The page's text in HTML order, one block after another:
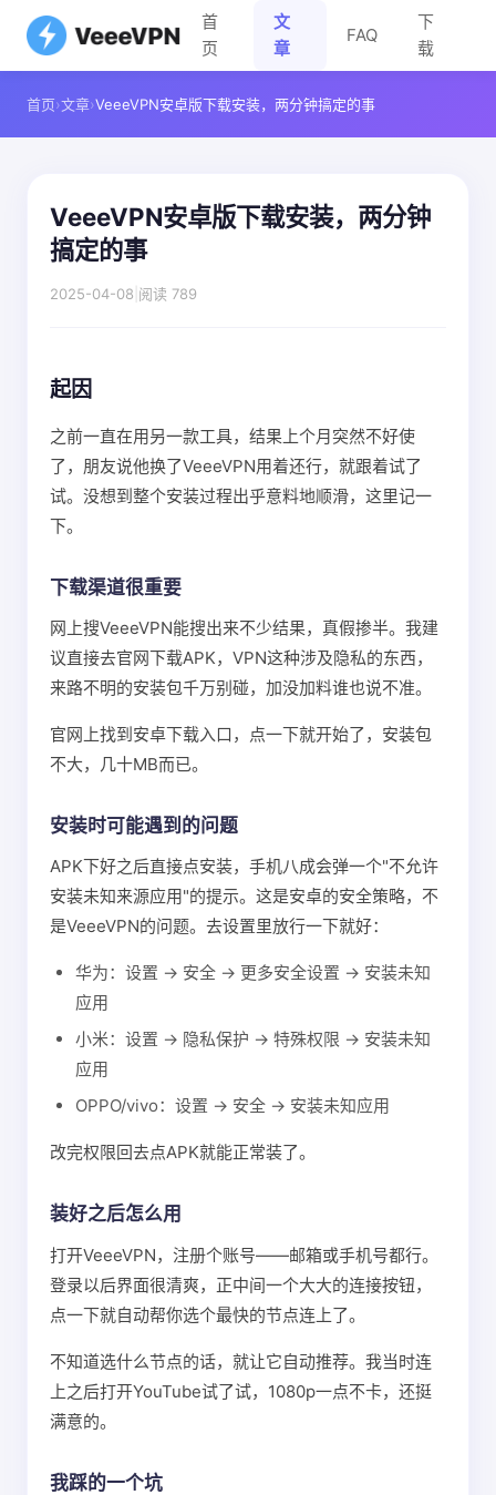
首
页
文
章
FAQ
下
载
首页›文章›VeeeVPN安卓版下载安装，两分钟搞定的事
VeeeVPN安卓版下载安装，两分钟
搞定的事
2025-04-08 阅读 789
起因
之前一直在用另一款工具，结果上个月突然不好使
了，朋友说他换了VeeeVPN用着还行，就跟着试了
试。没想到整个安装过程出乎意料地顺滑，这里记一
下。
下载渠道很重要
网上搜VeeeVPN能搜出来不少结果，真假掺半。我建
议直接去官网下载APK，VPN这种涉及隐私的东西，
来路不明的安装包千万别碰，加没加料谁也说不准。
官网上找到安卓下载入口，点一下就开始了，安装包
不大，几十MB而已。
安装时可能遇到的问题
APK下好之后直接点安装，手机八成会弹一个"不允许
安装未知来源应用"的提示。这是安卓的安全策略，不
是VeeeVPN的问题。去设置里放行一下就好：
华为：设置 → 安全 → 更多安全设置 → 安装未知
应用
小米：设置 → 隐私保护 → 特殊权限 → 安装未知
应用
OPPO/vivo：设置 → 安全 → 安装未知应用
改完权限回去点APK就能正常装了。
装好之后怎么用
打开VeeeVPN，注册个账号——邮箱或手机号都行。
登录以后界面很清爽，正中间一个大大的连接按钮，
点一下就自动帮你选个最快的节点连上了。
不知道选什么节点的话，就让它自动推荐。我当时连
上之后打开YouTube试了试，1080p一点不卡，还挺
满意的。
我踩的一个坑